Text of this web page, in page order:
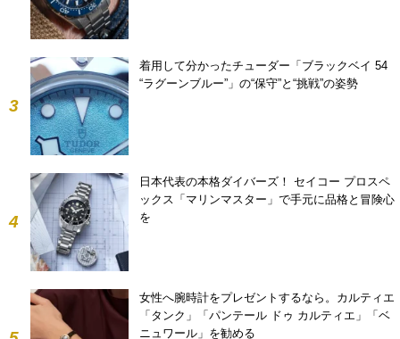
3
着用して分かったチューダー「ブラックベイ 54
“ラグーンブルー”」の“保守”と“挑戦”の姿勢
4
日本代表の本格ダイバーズ！ セイコー プロスペ
ックス「マリンマスター」で手元に品格と冒険心
を
女性へ腕時計をプレゼントするなら。カルティエ
「タンク」「パンテール ドゥ カルティエ」「ベ
ニュワール」を勧める